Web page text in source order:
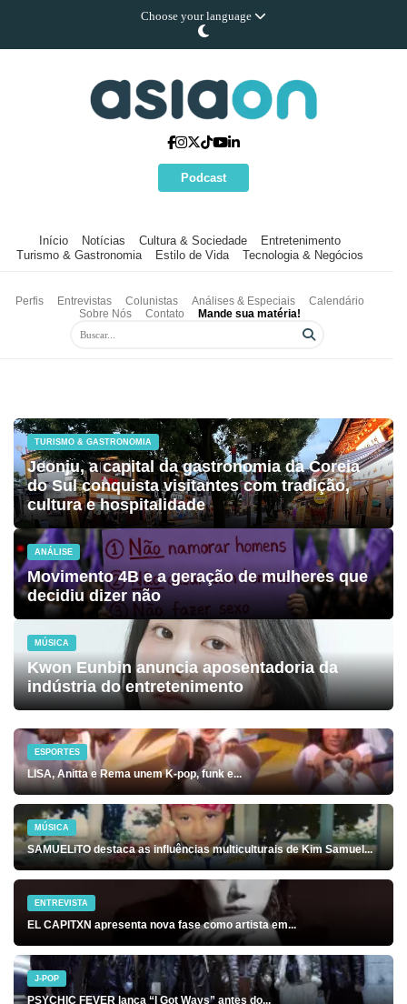
Choose your language
Podcast
Início Notícias Cultura & Sociedade
Entretenimento
Turismo & Gastronomia
Estilo de Vida Tecnologia & Negócios
Perfis Entrevistas Colunistas Análises & Especiais
Calendário
Sobre Nós
Contato Mande sua matéria!
TURISMO & GASTRONOMIA
Jeonju, a capital da gastronomia da Coreia
do Sul conquista visitantes com tradição,
cultura e hospitalidade
ANÁLISE
Movimento 4B e a geração de mulheres que
decidiu dizer não
MÚSICA
Kwon Eunbin anuncia aposentadoria da
indústria do entretenimento
ESPORTES
LISA, Anitta e Rema unem K-pop, funk e...
MÚSICA
SAMUELiTO destaca as influências multiculturais de Kim Samuel...
ENTREVISTA
EL CAPITXN apresenta nova fase como artista em...
J-POP
PSYCHIC FEVER lança “I Got Ways” antes do...